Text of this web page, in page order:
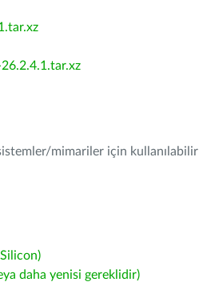
mimariler için
daha yenisi gereklidir)